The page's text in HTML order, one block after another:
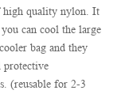
high quality nylon. It
can cool the large
bag and they
(reusable for 2-3